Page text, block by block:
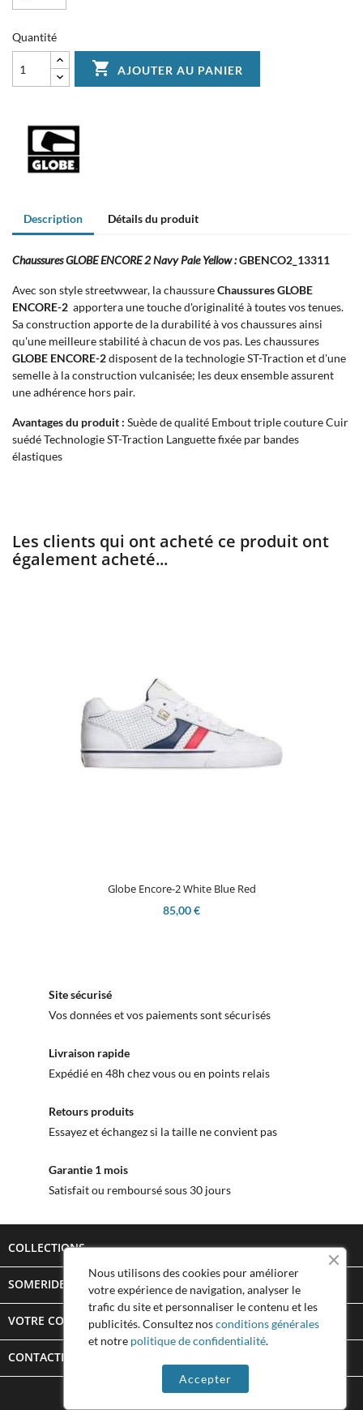
Quantité
 AJOUTER AU PANIER
Description Détails du produit
Chaussures GLOBE ENCORE 2 Navy Pale Yellow :GBENCO2_13311
Avec son style streetwwear, la chaussureChaussures GLOBE
ENCORE-2 apportera une touche d'originalité à toutes vos tenues.
Sa construction apporte de la durabilité à vos chaussures ainsi
qu'une meilleure stabilité à chacun de vos pas. Les chaussures
GLOBE ENCORE-2disposent de la technologie ST-Traction et d'une
semelle à la construction vulcanisée; les deux ensemble assurent
une adhérence hors pair.
Avantages du produit : Suède de qualité Embout triple couture Cuir
suédé Technologie ST-Traction Languette fixée par bandes
élastiques
Les clients qui ont acheté ce produit ont
également acheté...
Globe Encore-2 White Blue Red
85,00 €
Site sécurisé
Vos données et vos paiements sont sécurisés
Livraison rapide
Expédié en 48h chez vous ou en points relais
Retours produits
Essayez et échangez si la taille ne convient pas
Garantie 1 mois
Satisfait ou remboursé sous 30 jours
COLLECTIONS 
SOMERIDE STORY
VOTRE COMPTE
CONTACTEZ SOMERIDE
Nous utilisons des cookies pour améliorer
votre expérience de navigation, analyser le
trafic du site et personnaliser le contenu et les
publicités. Consultez nosconditions générales
et notre politique de confidentialité.
Accepter